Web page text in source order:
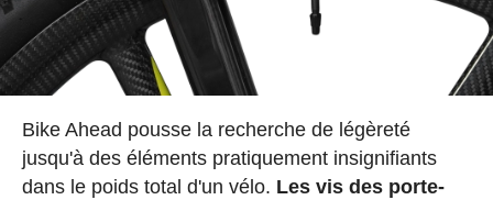
Bike Ahead pousse la recherche de légèreté
jusqu'à des éléments pratiquement insignifiants
dans le poids total d'un vélo. Les vis des porte-